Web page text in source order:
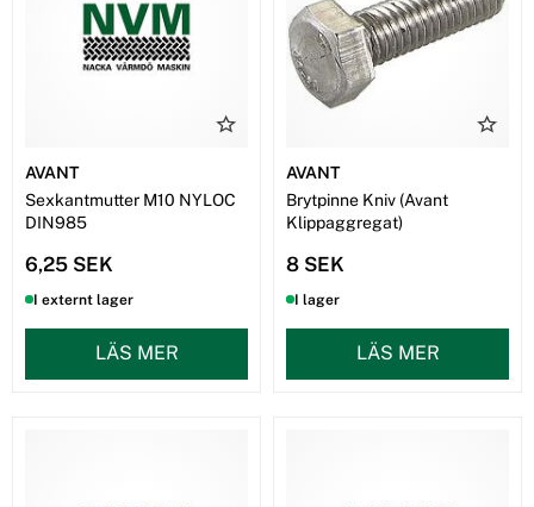
AVANT
Sexkantmutter M10 NYLOC
DIN985
6,25 SEK
I externt lager
LÄS MER
AVANT
Brytpinne Kniv (Avant
Klippaggregat)
8 SEK
I lager
LÄS MER